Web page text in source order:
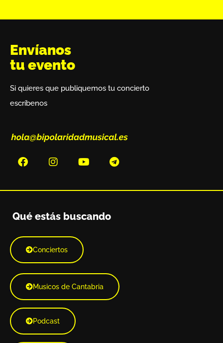
Envíanos
tu evento
Si quieres que publiquemos tu concierto
escríbenos
Qué estás buscando
Conciertos
Musicos de Cantabria
Podcast